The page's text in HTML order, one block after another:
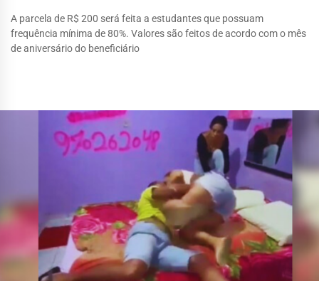
A parcela de R$ 200 será feita a estudantes que possuam
frequência mínima de 80%. Valores são feitos de acordo com o mês
de aniversário do beneficiário